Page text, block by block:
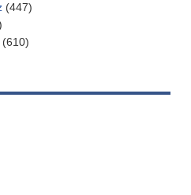
(447)
(610)